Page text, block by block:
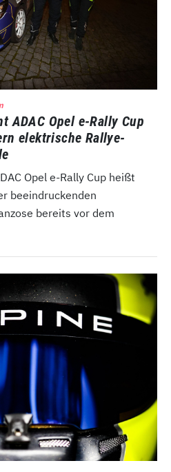
ADAC Opel e-Rally Cup
elektrische Rallye-
Opel e-Rally Cup heißt
beeindruckenden
bereits vor dem